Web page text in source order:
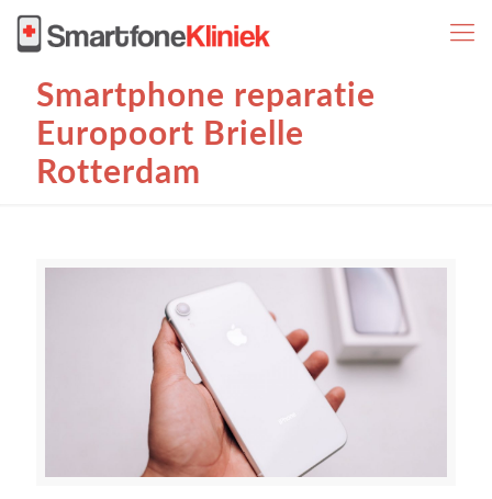
Smartphone reparatie
Europoort Brielle
Rotterdam